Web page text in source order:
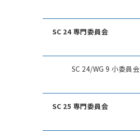
SC 24 専門委員会
SC 24/WG 9 小委員会
SC 25 専門委員会